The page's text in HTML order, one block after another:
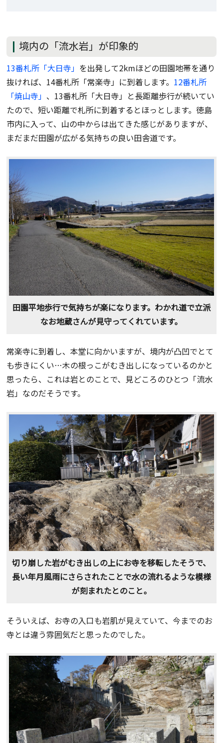
境内の「流水岩」が印象的
13番札所「大日寺」 を出発して2kmほどの田園地帯を通り
抜ければ、14番札所「常楽寺」に到着します。 12番札所
「焼山寺」 、13番札所「大日寺」と長距離歩行が続いてい
たので、短い距離で札所に到着するとほっとします。徳島
市内に入って、山の中からは出てきた感じがありますが、
まだまだ田園が広がる気持ちの良い田舎道です。
田園平地歩行で気持ちが楽になります。わかれ道で立派
なお地蔵さんが見守ってくれています。
常楽寺に到着し、本堂に向かいますが、境内が凸凹でとて
も歩きにくい…木の根っこがむき出しになっているのかと
思ったら、これは岩とのことで、見どころのひとつ「流水
岩」なのだそうです。
切り崩した岩がむき出しの上にお寺を移転したそうで、
長い年月風雨にさらされたことで水の流れるような模様
が刻まれたとのこと。
そういえば、お寺の入口も岩肌が見えていて、今までのお
寺とは違う雰囲気だと思ったのでした。